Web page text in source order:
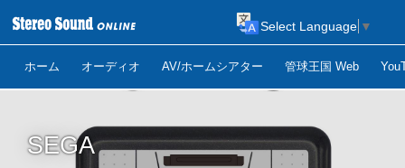
ホーム オーディオ AV/ホームシアター 管球王国 Web
Select Language ▼
SEGA